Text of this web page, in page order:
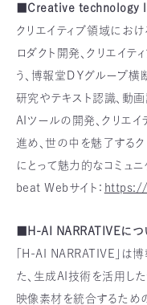
■Creative technology
クリエイティブ領域にお
ロダクト開発、クリエイ
う、博報堂ＤＹグループ
研究やテキスト認識、動
AIツールの開発、クリエ
進め、世の中を魅了する
にとって魅⼒的なコミュニ
beat Webサイト：
■H-AI NARRATIVEにつ
「H-AI NARRATIVE」は
た、生成AI技術を活用し
映像素材を統合するため